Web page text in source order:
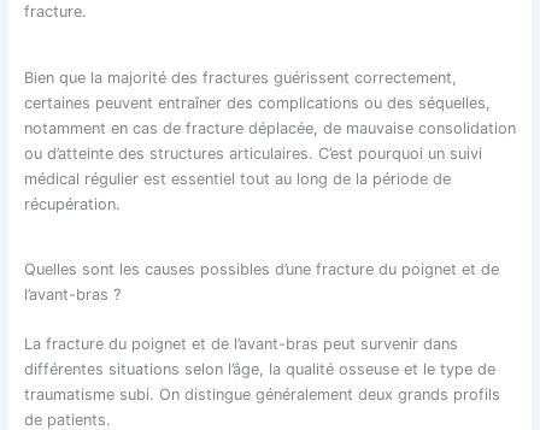
fracture.
Bien que la majorité des fractures guérissent correctement,
certaines peuvent entraîner des complications ou des séquelles,
notamment en cas de fracture déplacée, de mauvaise consolidation
ou d’atteinte des structures articulaires. C’est pourquoi un suivi
médical régulier est essentiel tout au long de la période de
récupération.
Quelles sont les causes possibles d’une fracture du poignet et de
l’avant-bras ?
La fracture du poignet et de l’avant-bras peut survenir dans
différentes situations selon l’âge, la qualité osseuse et le type de
traumatisme subi. On distingue généralement deux grands profils
de patients.